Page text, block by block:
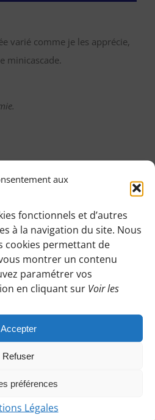
aux
fonctionnels et d’autres
à la navigation du site. Nous
cookies permettant de
montrer un contenu
paramétrer vos
en cliquant sur Voir les
Accepter
Refuser
préférences
Légales
varié comme je les apprécie,
minicascade.
Une forte montée à 1
voir les détails de
:
en tant qu’adhérente,
à toutes les
vous, horaires,